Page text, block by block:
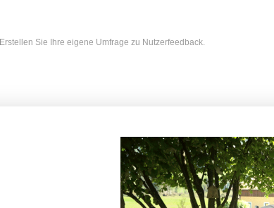
Erstellen Sie Ihre eigene Umfrage zu Nutzerfeedback.